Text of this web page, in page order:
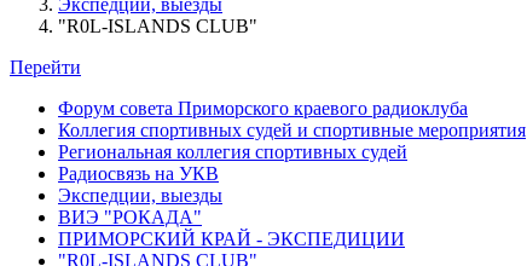
Экспедции, выезды
"R0L-ISLANDS CLUB"
Перейти
Форум совета Приморского краевого радиоклуба
Коллегия спортивных судей и спортивные мероприятия
Региональная коллегия спортивных судей
Радиосвязь на УКВ
Экспедции, выезды
ВИЭ "РОКАДА"
ПРИМОРСКИЙ КРАЙ - ЭКСПЕДИЦИИ
"R0L-ISLANDS CLUB"